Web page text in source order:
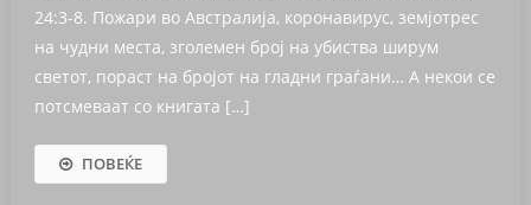
24:3-8. Пожари во Австралија, коронавирус, земјотрес
на чудни места, зголемен број на убиства ширум
светот, пораст на бројот на гладни граѓани… А некои се
потсмеваат со книгата […]
ПОВЕЌЕ